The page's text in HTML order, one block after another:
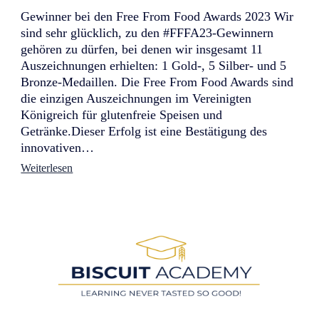
Gewinner bei den Free From Food Awards 2023 Wir
sind sehr glücklich, zu den #FFFA23-Gewinnern
gehören zu dürfen, bei denen wir insgesamt 11
Auszeichnungen erhielten: 1 Gold-, 5 Silber- und 5
Bronze-Medaillen. Die Free From Food Awards sind
die einzigen Auszeichnungen im Vereinigten
Königreich für glutenfreie Speisen und
Getränke.Dieser Erfolg ist eine Bestätigung des
innovativen…
Weiterlesen
r
b